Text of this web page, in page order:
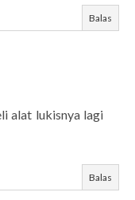
Balas
alat lukisnya lagi
Balas